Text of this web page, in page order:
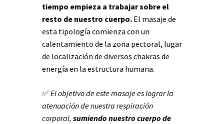
tiempo empieza a trabajar sobre el
resto de nuestro cuerpo. El masaje de
esta tipología comienza con un
calentamiento de la zona pectoral, lugar
de localización de diversos chakras de
energía en la estructura humana.
✅ El objetivo de este masaje es lograr la
atenuación de nuestra respiración
corporal, sumiendo nuestro cuerpo de